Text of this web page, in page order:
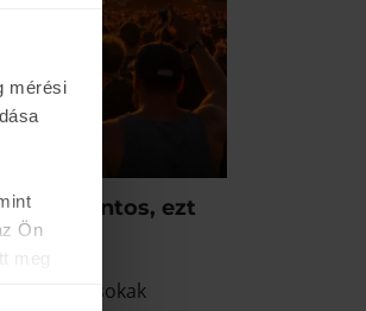
mérési
Ön
meg
fontos, ezt
koncertek sokak